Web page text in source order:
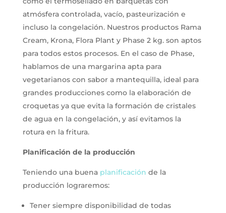
atmósfera controlada, vacío, pasteurización e
incluso la congelación. Nuestros productos Rama
Cream, Krona, Flora Plant y Phase 2 kg. son aptos
para todos estos procesos. En el caso de Phase,
hablamos de una margarina apta para
vegetarianos con sabor a mantequilla, ideal para
grandes producciones como la elaboración de
croquetas ya que evita la formación de cristales
de agua en la congelación, y así evitamos la
rotura en la fritura.
Planificación de la producción
Teniendo una buena planificación de la
producción lograremos:
Tener siempre disponibilidad de todas